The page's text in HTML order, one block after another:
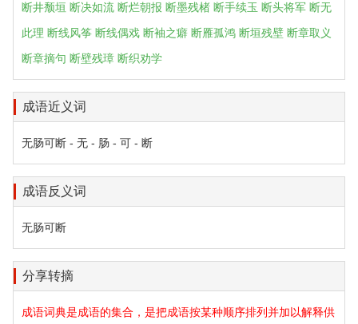
断井颓垣 断决如流 断烂朝报 断墨残楮 断手续玉 断头将军 断无
此理 断线风筝 断线偶戏 断袖之癖 断雁孤鸿 断垣残壁 断章取义
断章摘句 断壁残璋 断织劝学
成语近义词
无肠可断 - 无 - 肠 - 可 - 断
成语反义词
无肠可断
分享转摘
成语词典是成语的集合，是把成语按某种顺序排列并加以解释供